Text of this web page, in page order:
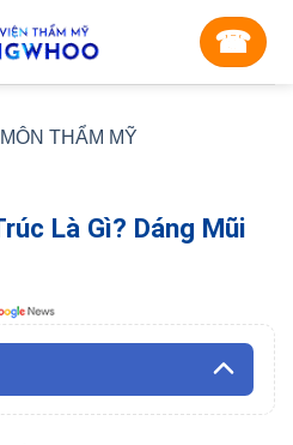
☎︎
THẨM MỸ
Là Gì? Dáng Mũi